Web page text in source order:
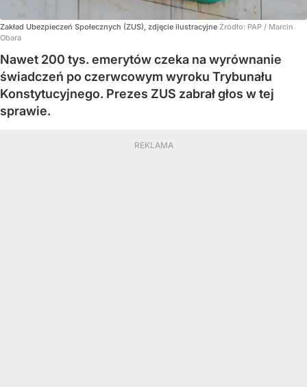
Zakład Ubezpieczeń Społecznych (ZUS), zdjęcie ilustracyjne Źródło: PAP / Marcin
Obara
Nawet 200 tys. emerytów czeka na wyrównanie
świadczeń po czerwcowym wyroku Trybunału
Konstytucyjnego. Prezes ZUS zabrał głos w tej
sprawie.